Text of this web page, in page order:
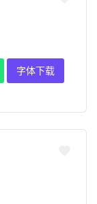
字体下载